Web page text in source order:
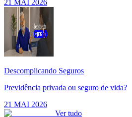
21 MAI 2026
Descomplicando Seguros
Previdência privada ou seguro de vida?
21 MAI 2026
Ver tudo